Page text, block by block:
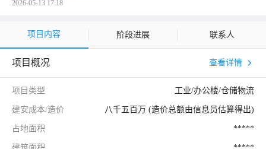
2026-05-13 17:18
项目内容 阶段进展 联系人
项目概况 查看详情
项目类型 工业/办公楼/仓储物流
建安成本/造价 八千五百万 (造价总额由信息员估算得出)
占地面积 *****